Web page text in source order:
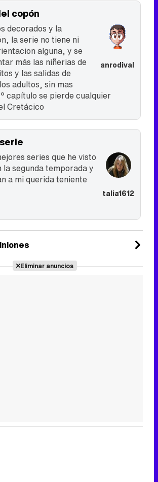
copón
anrodival
decorados y la
la serie no tiene ni
alguna, y se
más las niñerias de
y las salidas de
adultos, sin mas
capítulo se pierde cualquier
Cretácico
talia1612
series que he visto
la segunda temporada y
a mi querida teniente
Eliminar anuncios